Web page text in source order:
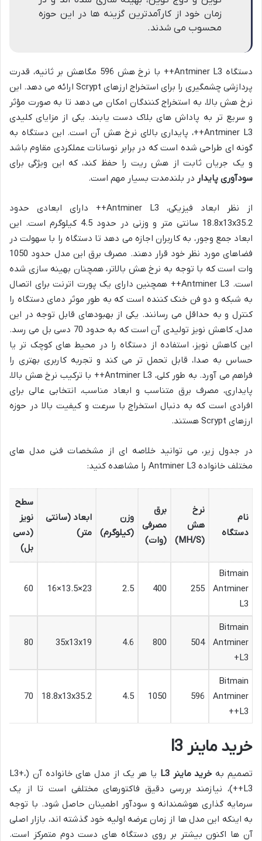
زمان خود از کارآمدترین گزینه ها در این حوزه
محسوب می شدند.
دستگاه Antminer L3++ با نرخ هش 596 مگاهش بر ثانیه، قدرت
پردازشی چشمگیری را برای استخراج ارزهای Scrypt ارائه می دهد. این
نرخ هش بالا، به استخراج کنندگان امکان می دهد تا به صورت مؤثر
و سریع تر به پاداش های بلاک دست یابند. یکی از مزایای کلیدی
Antminer L3++، پایداری بالای نرخ هش آن است. این دستگاه به
گونه ای طراحی شده است که در برابر نوسانات عملکردی مقاوم باشد
و یک جریان ثابت از هش ریت را حفظ کند، که این ویژگی برای
سودآوری پایدار در بلندمدت بسیار مهم است.
از نظر ابعاد فیزیکی، Antminer L3++ دارای ابعادی حدود
18.8x13x35.2 سانتی متر و وزنی در حدود 4.5 کیلوگرم است. این
ابعاد جمع وجور، به کاربران اجازه می دهد تا دستگاه را با سهولت در
فضاهای مورد نظر خود قرار دهند. مصرف برق این مدل حدود 1050
وات است که با توجه به نرخ هش بالاتر، همچنان بهینه سازی شده
است. Antminer L3++ همچنین دارای یک پورت اترنت برای اتصال
به شبکه و دو فن خنک کننده است که به طور موثر دمای دستگاه را
کنترل و به حداقل می رسانند. یکی از بهبودهای قابل توجه در این
مدل، کاهش نویز تولیدی آن است که به حدود 70 دسی بل می رسد.
این کاهش نویز، استفاده از دستگاه را در محیط های کوچک تر یا
حساس به صدا، قابل تحمل تر می کند و تجربه کاربری بهتری را
فراهم می آورد. به طور کلی، Antminer L3++ با ترکیب نرخ هش بالا،
پایداری، مصرف برق متناسب و ابعاد مناسب، انتخابی عالی برای
افرادی است که به دنبال استخراج با سرعت و کیفیت بالا در حوزه
ارزهای Scrypt هستند.
در جدول زیر، می توانید خلاصه ای از مشخصات فنی مدل های
مختلف خانواده Antminer L3 را مشاهده کنید:
نام
دستگاه
نرخ
هش
(MH/S)
برق
مصرفی
(وات)
وزن
(کیلوگرم)
ابعاد (سانتی
متر)
سطح
نویز
(دسی
بل)
Bitmain
Antminer
L3
255
400
2.5
23×13.5×16
60
Bitmain
Antminer
L3+
504
800
4.6
35x13x19
80
Bitmain
Antminer
L3++
596
1050
4.5
18.8x13x35.2
70
خرید ماینر l3
تصمیم به خرید ماینر L3
یا هر یک از مدل های خانواده آن (L3+،
L3++)، نیازمند بررسی دقیق فاکتورهای مختلفی است تا از یک
سرمایه گذاری هوشمندانه و سودآور اطمینان حاصل شود. با توجه
به اینکه این مدل ها از زمان عرضه اولیه خود گذشته اند، بازار اصلی
آن ها اکنون بیشتر بر روی دستگاه های دست دوم متمرکز است.